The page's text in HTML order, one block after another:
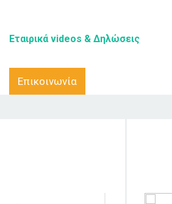
Εταιρικά videos & Δηλώσεις
Επικοινωνία